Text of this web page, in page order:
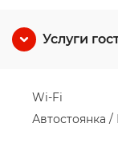
Услуги
Wi-Fi
Автостоянка